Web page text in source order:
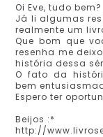
Oi Eve, tudo bem?
Já li algumas
realmente um
Que bom que
resenha me
história dessa
O fato da
bem
Espero ter
Beijos :*
http://